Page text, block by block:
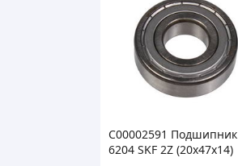
C00002591 Подшипник
6204 SKF 2Z (20x47x14)